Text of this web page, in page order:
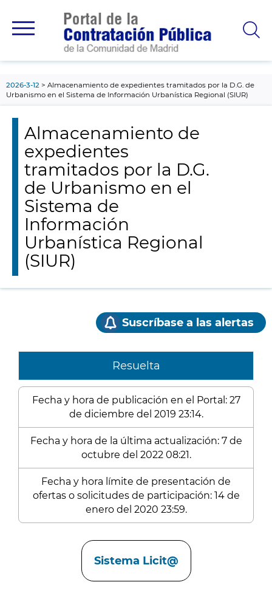
principal
2026-3-12
Almacenamiento de expedientes tramitados por la D.G. de
Urbanismo en el Sistema de Información Urbanística Regional (SIUR)
Almacenamiento de
expedientes
tramitados por la D.G.
de Urbanismo en el
Sistema de
Información
Urbanística Regional
(SIUR)
Suscríbase a las alertas
Resuelta
Fecha y hora de publicación en el Portal: 27
de diciembre del 2019 23:14.
Fecha y hora de la última actualización: 7 de
octubre del 2022 08:21.
Fecha y hora límite de presentación de
ofertas o solicitudes de participación: 14 de
enero del 2020 23:59.
Sistema Licit@